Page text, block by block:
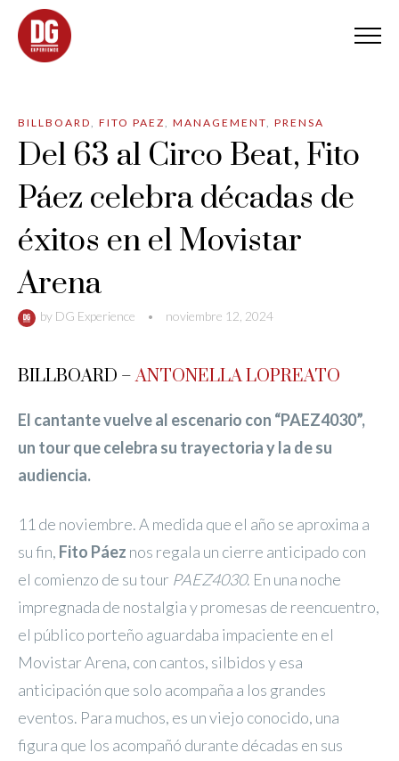
BILLBOARD, FITO PAEZ, MANAGEMENT, PRENSA
Del 63 al Circo Beat, Fito
Páez celebra décadas de
éxitos en el Movistar
Arena
by DG Experience • noviembre 12, 2024
BILLBOARD –ANTONELLA LOPREATO
El cantante vuelve al escenario con “PAEZ4030”,
un tour que celebra su trayectoria y la de su
audiencia.
11 de noviembre. A medida que el año se aproxima a
su fin, Fito Páez nos regala un cierre anticipado con
el comienzo de su tour PAEZ4030. En una noche
impregnada de nostalgia y promesas de reencuentro,
el público porteño aguardaba impaciente en el
Movistar Arena, con cantos, silbidos y esa
anticipación que solo acompaña a los grandes
eventos. Para muchos, es un viejo conocido, una
figura que los acompañó durante décadas en sus